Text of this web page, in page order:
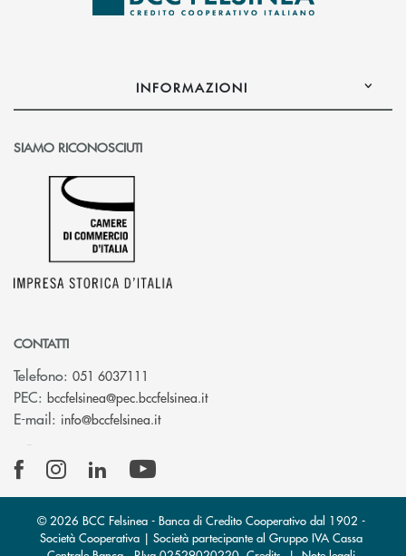
INFORMAZIONI
SIAMO RICONOSCIUTI
CONTATTI
Telefono: 051 6037111
PEC: bccfelsinea@pec.bccfelsinea.it(si apre l’app di posta
E-mail: info@bccfelsinea.it(si apre l’app di posta elettronica)
© 2026 BCC Felsinea - Banca di Credito Cooperativo dal 1902 -
Società Cooperativa | Società partecipante al Gruppo IVA Cassa